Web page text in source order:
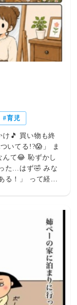
育児
け🎵 買い物も終
いてる!?😱」 ま
んて😂 恥ずかし
た…はず🤣 みな
る！」 って経験